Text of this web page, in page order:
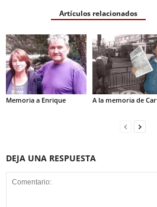
Artículos relacionados
Memoria a Enrique A la memoria de
DEJA UNA RESPUESTA